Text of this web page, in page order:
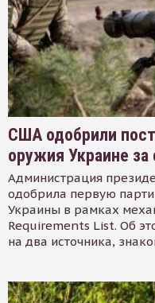
США одобрили
оружия Украине за
Администрация
одобрила первую
Украины в рамках
Requirements List. Об
на два источника,